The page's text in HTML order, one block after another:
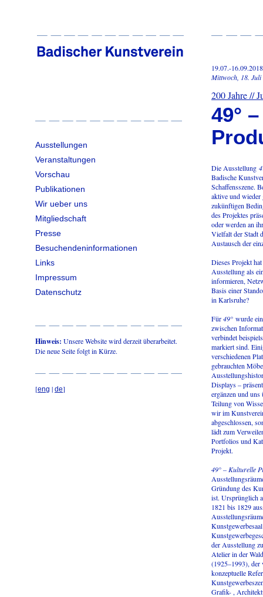
Ausstellungen
Veranstaltungen
Vorschau
Publikationen
Wir ueber uns
Mitgliedschaft
Presse
Besuchendeninformationen
Links
Impressum
Datenschutz
Hinweis: Unsere Website wird derzeit überarbeitet.
Die neue Seite folgt in Kürze.
[eng | de]
19.07.-16.09.2018
Mittwoch, 18.
200 Jahre //
49°
Die Ausstellung
Badische
Schaffensszene.
aktive und wieder
zukünftigen
des Projektes
oder werden an
Vielfalt der Stadt
Austausch der
Dieses Projekt
Ausstellung als
informieren,
Basis einer
in Karlsruhe?
Für49° wurde
zwischen
verbindet
markiert sind.
verschiedenen
gebrauchten
Displays –
ergänzen und
Teilung von
wir im
abgeschlossen,
lädt zum
Portfolios und
Projekt.
49° – Kulturelle
Gründung des
ist. Ursprünglich
1821 bis 1829
der Ausstellung
Atelier in der
(1925–1993), der
konzeptuelle
Grafik- ,